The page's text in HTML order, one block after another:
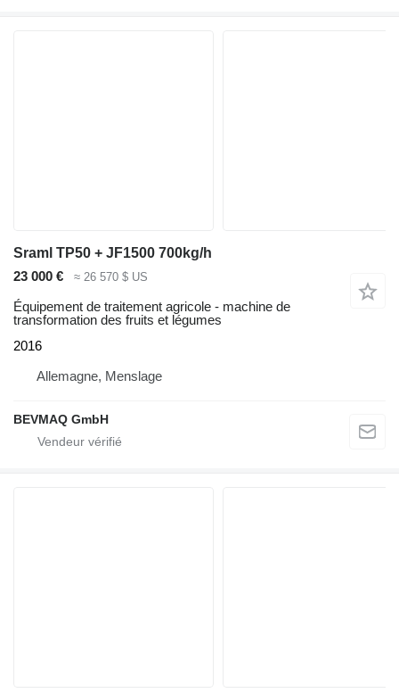
Sraml TP50 + JF1500 700kg/h
23 000 €
≈ 26 570 $ US
Équipement de traitement agricole - machine de
transformation des fruits et légumes
2016
Allemagne, Menslage
BEVMAQ GmbH